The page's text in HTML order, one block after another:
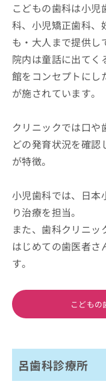
こどもの歯科は小
科、小児矯正歯科、
も・大人まで提供し
院内は童話に出てく
館をコンセプトにし
が施されています。
クリニックでは口や
どの発育状況を確
が特徴。
小児歯科では、日本
り治療を担当。
また、歯科クリニッ
はじめての歯医者さ
す。
こどもの
呂歯科診療所